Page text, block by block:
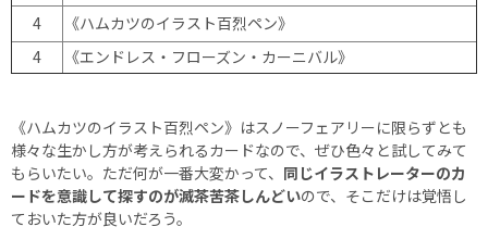
4
《ハムカツのイラスト百烈ペン》
4
《エンドレス・フローズン・カーニバル》
《ハムカツのイラスト百烈ペン》はスノーフェアリーに限らずとも
様々な生かし方が考えられるカードなので、ぜひ色々と試してみて
もらいたい。ただ何が一番大変かって、 同じイラストレーターのカ
ードを意識して探すのが滅茶苦茶しんどいので、そこだけは覚悟し
ておいた方が良いだろう。